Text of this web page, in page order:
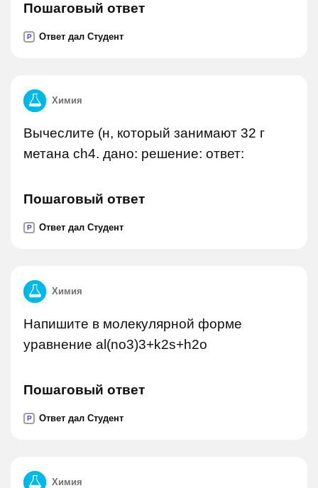
Пошаговый ответ
P Ответ дал Студент
Химия
Вычеслите (н, который занимают 32 г
метана ch4. дано: решение: ответ:
Пошаговый ответ
P Ответ дал Студент
Химия
Напишите в молекулярной форме
уравнение al(no3)3+k2s+h2o
Пошаговый ответ
P Ответ дал Студент
Химия